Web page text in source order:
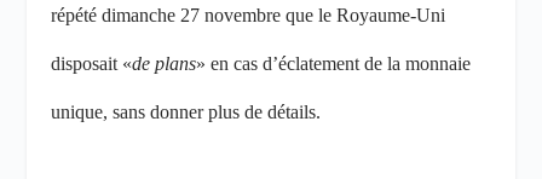
répété dimanche 27 novembre que le Royaume-Uni
disposait «de plans» en cas d’éclatement de la monnaie
unique, sans donner plus de détails.